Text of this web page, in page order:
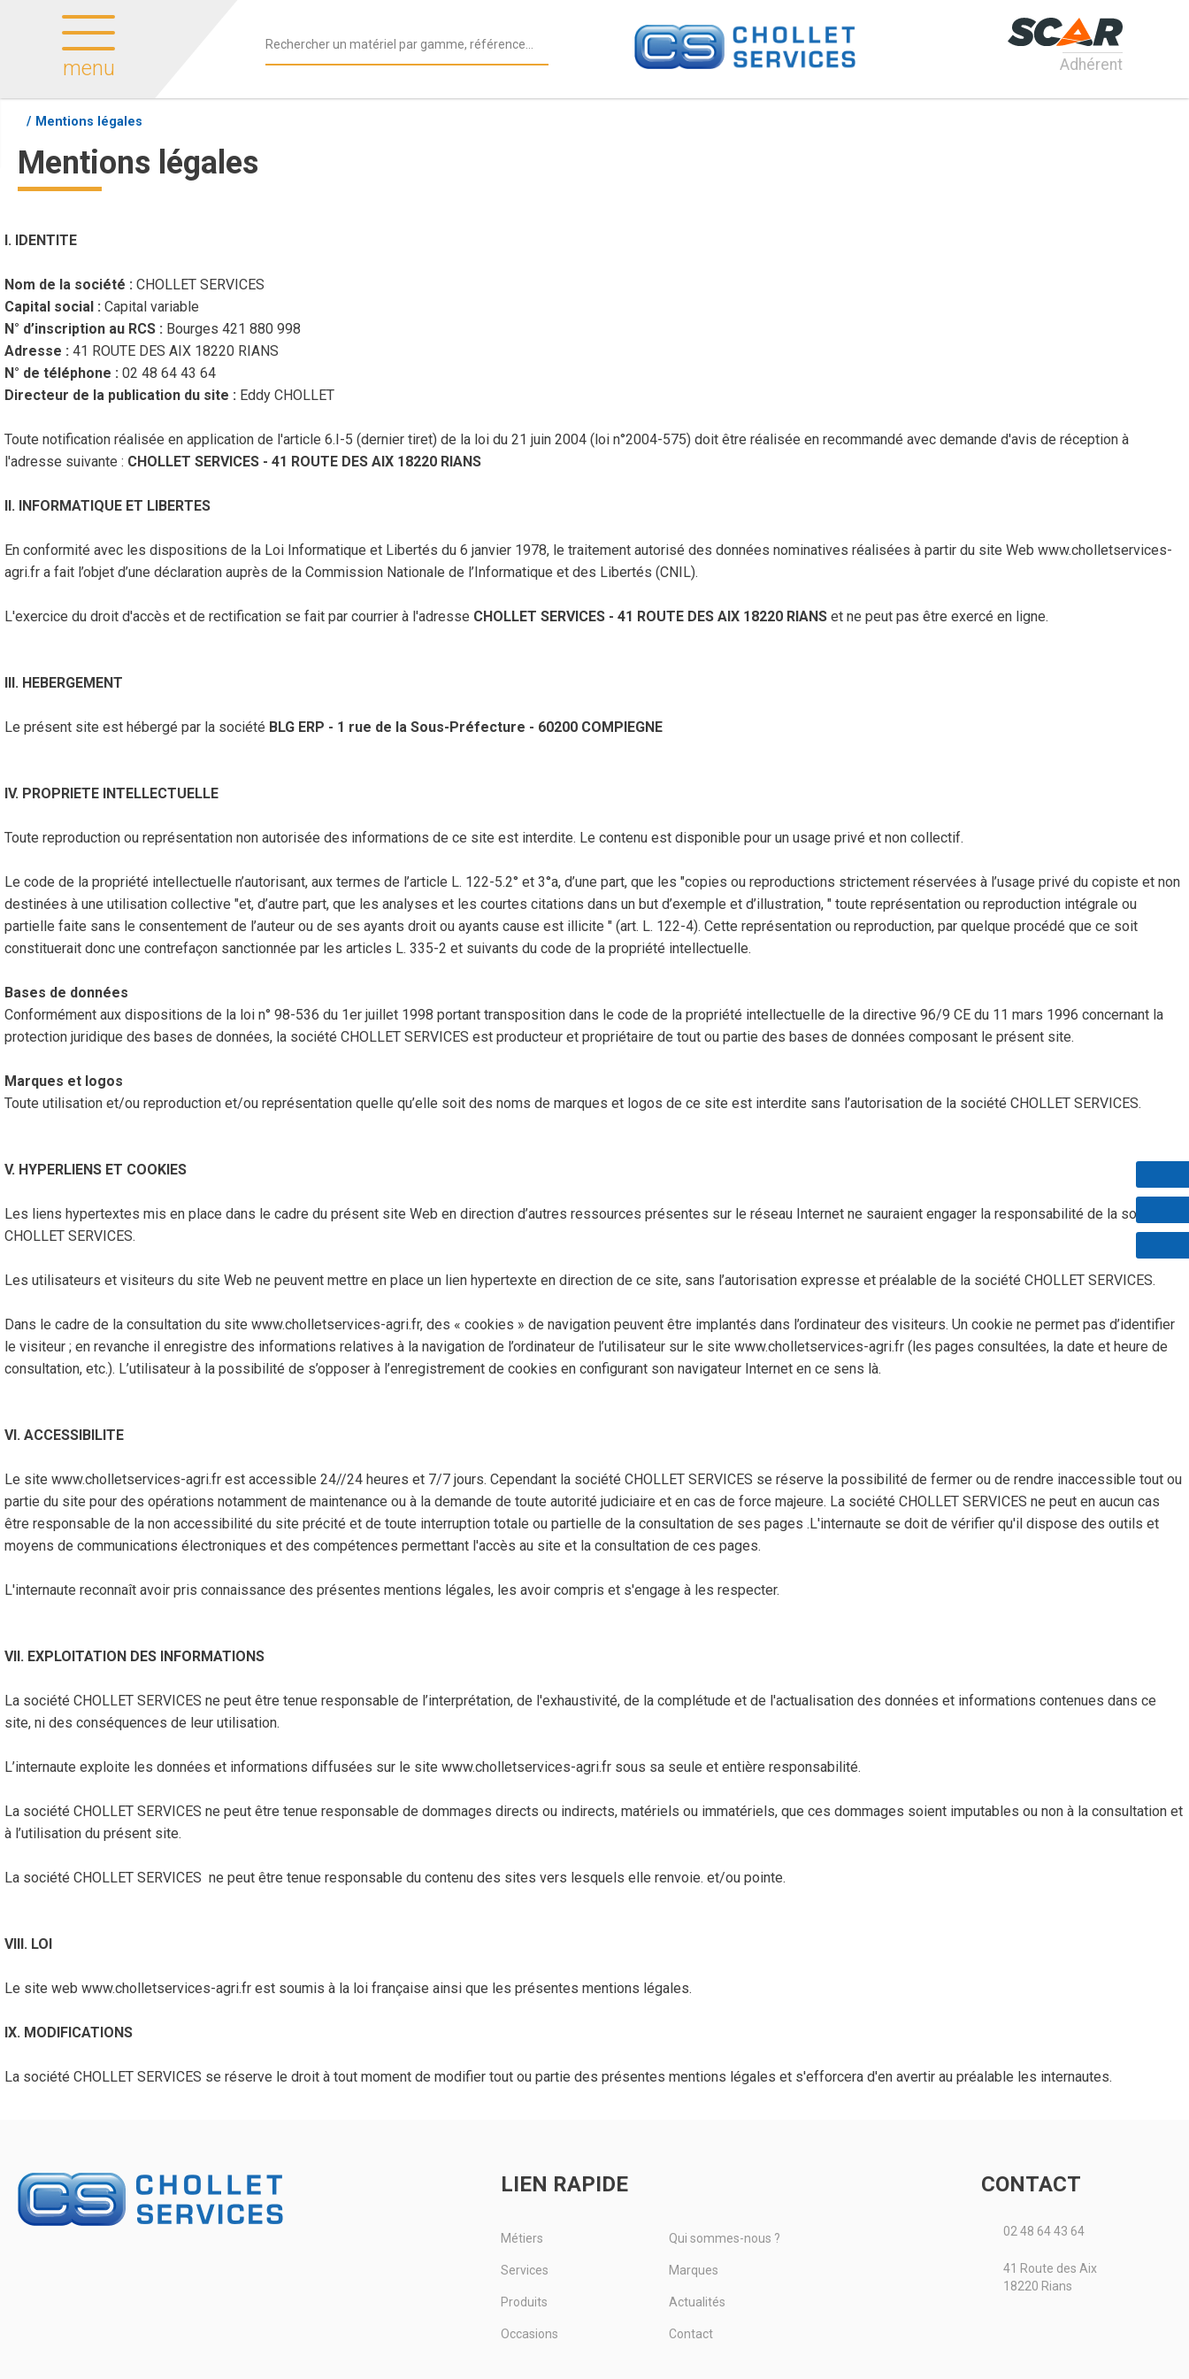
menu Adhérent
Mentions légales
Mentions légales
I. IDENTITE
Nom de la société : CHOLLET SERVICES
Capital social : Capital variable
N° d’inscription au RCS : Bourges 421 880 998
Adresse : 41 ROUTE DES AIX 18220 RIANS
N° de téléphone : 02 48 64 43 64
Directeur de la publication du site : Eddy CHOLLET
Toute notification réalisée en application de l'article 6.I-5 (dernier tiret) de la loi du 21 juin 2004 (loi n°2004-575) doit être réalisée en recommandé avec demande d'avis de réception à
l'adresse suivante : CHOLLET SERVICES - 41 ROUTE DES AIX 18220 RIANS
II. INFORMATIQUE ET LIBERTES
En conformité avec les dispositions de la Loi Informatique et Libertés du 6 janvier 1978, le traitement autorisé des données nominatives réalisées à partir du site Web www.cholletservices-
agri.fr a fait l’objet d’une déclaration auprès de la Commission Nationale de l’Informatique et des Libertés (CNIL).
L'exercice du droit d'accès et de rectification se fait par courrier à l'adresse CHOLLET SERVICES - 41 ROUTE DES AIX 18220 RIANS et ne peut pas être exercé en ligne.
III. HEBERGEMENT
Le présent site est hébergé par la société BLG ERP - 1 rue de la Sous-Préfecture - 60200 COMPIEGNE
IV. PROPRIETE INTELLECTUELLE
Toute reproduction ou représentation non autorisée des informations de ce site est interdite. Le contenu est disponible pour un usage privé et non collectif.
Le code de la propriété intellectuelle n’autorisant, aux termes de l’article L. 122-5.2° et 3°a, d’une part, que les "copies ou reproductions strictement réservées à l’usage privé du copiste et non
destinées à une utilisation collective "et, d’autre part, que les analyses et les courtes citations dans un but d’exemple et d’illustration, " toute représentation ou reproduction intégrale ou
partielle faite sans le consentement de l’auteur ou de ses ayants droit ou ayants cause est illicite " (art. L. 122-4). Cette représentation ou reproduction, par quelque procédé que ce soit
constituerait donc une contrefaçon sanctionnée par les articles L. 335-2 et suivants du code de la propriété intellectuelle.
Bases de données
Conformément aux dispositions de la loi n° 98-536 du 1er juillet 1998 portant transposition dans le code de la propriété intellectuelle de la directive 96/9 CE du 11 mars 1996 concernant la
protection juridique des bases de données, la société CHOLLET SERVICES est producteur et propriétaire de tout ou partie des bases de données composant le présent site.
Marques et logos
Toute utilisation et/ou reproduction et/ou représentation quelle qu’elle soit des noms de marques et logos de ce site est interdite sans l’autorisation de la société CHOLLET SERVICES.
V. HYPERLIENS ET COOKIES
Les liens hypertextes mis en place dans le cadre du présent site Web en direction d’autres ressources présentes sur le réseau Internet ne sauraient engager la responsabilité de la société
CHOLLET SERVICES.
Les utilisateurs et visiteurs du site Web ne peuvent mettre en place un lien hypertexte en direction de ce site, sans l’autorisation expresse et préalable de la société CHOLLET SERVICES.
Dans le cadre de la consultation du site www.cholletservices-agri.fr, des « cookies » de navigation peuvent être implantés dans l’ordinateur des visiteurs. Un cookie ne permet pas d’identifier
le visiteur ; en revanche il enregistre des informations relatives à la navigation de l’ordinateur de l’utilisateur sur le site www.cholletservices-agri.fr (les pages consultées, la date et heure de
consultation, etc.). L’utilisateur à la possibilité de s’opposer à l’enregistrement de cookies en configurant son navigateur Internet en ce sens là.
VI. ACCESSIBILITE
Le site www.cholletservices-agri.fr est accessible 24//24 heures et 7/7 jours. Cependant la société CHOLLET SERVICES se réserve la possibilité de fermer ou de rendre inaccessible tout ou
partie du site pour des opérations notamment de maintenance ou à la demande de toute autorité judiciaire et en cas de force majeure. La société CHOLLET SERVICES ne peut en aucun cas
être responsable de la non accessibilité du site précité et de toute interruption totale ou partielle de la consultation de ses pages .L'internaute se doit de vérifier qu'il dispose des outils et
moyens de communications électroniques et des compétences permettant l'accès au site et la consultation de ces pages.
L'internaute reconnaît avoir pris connaissance des présentes mentions légales, les avoir compris et s'engage à les respecter.
VII. EXPLOITATION DES INFORMATIONS
La société CHOLLET SERVICES ne peut être tenue responsable de l’interprétation, de l'exhaustivité, de la complétude et de l'actualisation des données et informations contenues dans ce
site, ni des conséquences de leur utilisation.
L’internaute exploite les données et informations diffusées sur le site www.cholletservices-agri.fr sous sa seule et entière responsabilité.
La société CHOLLET SERVICES ne peut être tenue responsable de dommages directs ou indirects, matériels ou immatériels, que ces dommages soient imputables ou non à la consultation et
à l’utilisation du présent site.
La société CHOLLET SERVICES ne peut être tenue responsable du contenu des sites vers lesquels elle renvoie. et/ou pointe.
VIII. LOI
Le site web www.cholletservices-agri.fr est soumis à la loi française ainsi que les présentes mentions légales.
IX. MODIFICATIONS
La société CHOLLET SERVICES se réserve le droit à tout moment de modifier tout ou partie des présentes mentions légales et s'efforcera d'en avertir au préalable les internautes.
LIEN RAPIDE
Métiers
Services
Produits
Occasions
Qui sommes-nous ?
Marques
Actualités
Contact
CONTACT
02 48 64 43 64
41 Route des Aix
18220 Rians